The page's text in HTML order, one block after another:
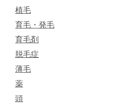
植毛
育毛・発毛
育毛剤
脱毛症
薄毛
薬
頭